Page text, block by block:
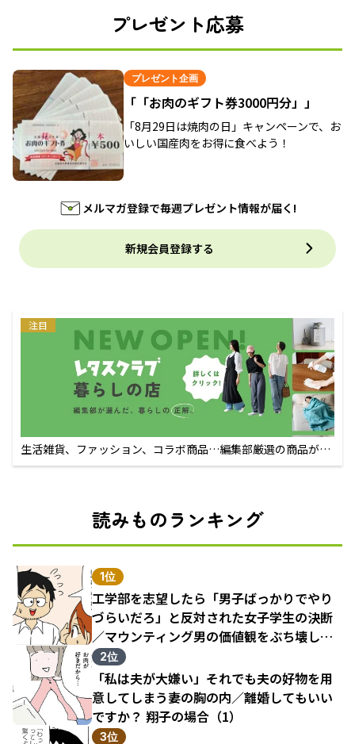
プレゼント応募
プレゼント企画
「「お肉のギフト券3000円分」」
「8月29日は焼肉の日」キャンペーンで、お
いしい国産肉をお得に食べよう！
メルマガ登録で毎週プレゼント情報が届く!
新規会員登録する
注目
生活雑貨、ファッション、コラボ商品…編集部厳選の商品が買
えるECサイト
読みものランキング
1位
工学部を志望したら「男子ばっかりでやり
づらいだろ」と反対された女子学生の決断
／マウンティング男の価値観をぶち壊した
結果（1）
2位
「私は夫が大嫌い」それでも夫の好物を用
意してしまう妻の胸の内／離婚してもいい
ですか？ 翔子の場合（1）
3位